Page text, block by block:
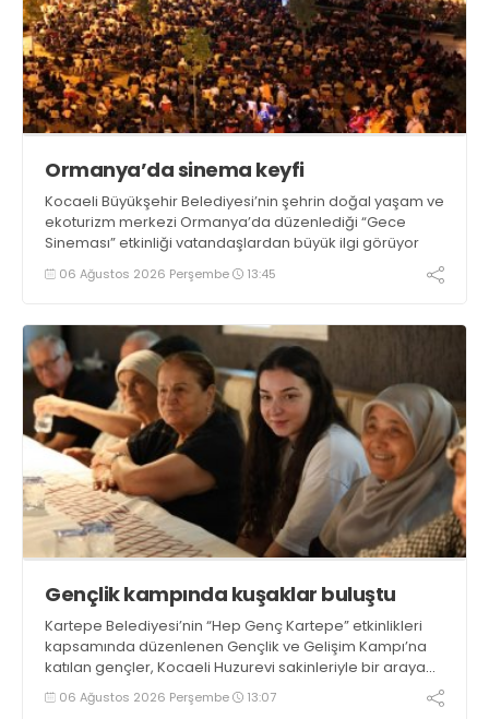
Ormanya’da sinema keyfi
Kocaeli Büyükşehir Belediyesi’nin şehrin doğal yaşam ve
ekoturizm merkezi Ormanya’da düzenlediği “Gece
Sineması” etkinliği vatandaşlardan büyük ilgi görüyor
06 Ağustos 2026 Perşembe 13:45
Gençlik kampında kuşaklar buluştu
Kartepe Belediyesi’nin “Hep Genç Kartepe” etkinlikleri
kapsamında düzenlenen Gençlik ve Gelişim Kampı’na
katılan gençler, Kocaeli Huzurevi sakinleriyle bir araya
geldi06 Ağustos 2026 Perşembe 13:07